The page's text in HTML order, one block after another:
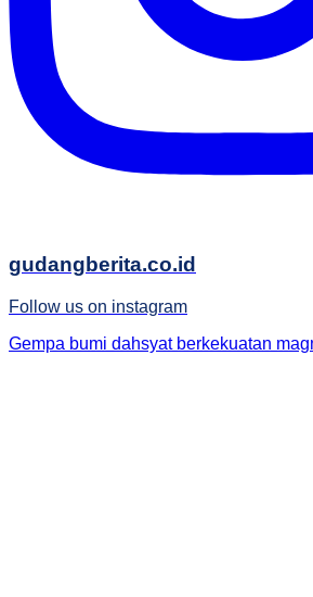
gudangberita.co.id
Follow us on instagram
Gempa bumi dahsyat berkekuatan